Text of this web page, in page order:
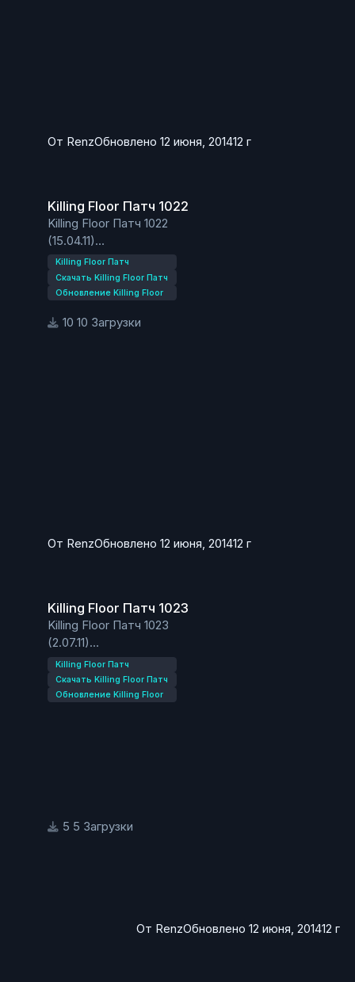
От RenzОбновлено 12 июня, 201412 г
Killing Floor Патч 1022
Killing Floor Патч 1022
(15.04.11)
Заменен торговец Glados на старого.
Исправлены карты: Aperture, Bedlam, Crash,
MountainPass, Offices.
Killing Floor Патч
Скачать Killing Floor Патч
Обновление Killing Floor
10 Загрузки
От RenzОбновлено 12 июня, 201412 г
Killing Floor Патч 1023
Killing Floor Патч 1023
(2.07.11)
13 новых достижений.
Новые цирковые скины монстров
Новая карта, отправляющая нас в цирк.
Killing Floor Патч
Скачать Killing Floor Патч
Обновление Killing Floor
5 Загрузки
От RenzОбновлено 12 июня, 201412 г